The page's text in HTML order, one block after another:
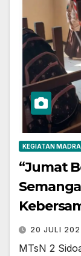
KEGIATAN
“Jumat
20 JULI
MTsN 2